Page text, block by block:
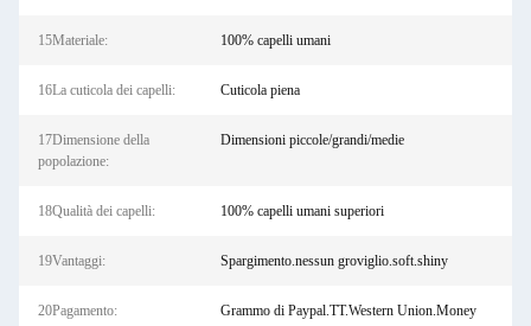
15Materiale: 100% capelli umani
16La cuticola dei capelli: Cuticola piena
17Dimensione della
popolazione:
Dimensioni piccole/grandi/medie
18Qualità dei capelli: 100% capelli umani superiori
19Vantaggi: Spargimento.nessun groviglio.soft.shiny
20Pagamento: Grammo di Paypal.TT.Western Union.Money